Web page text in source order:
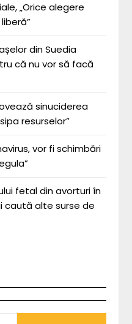
„Orice alegere
din Suedia
că nu vor să facă
sinuciderea
resurselor”
vor fi schimbări
fetal din avorturi în
caută alte surse de